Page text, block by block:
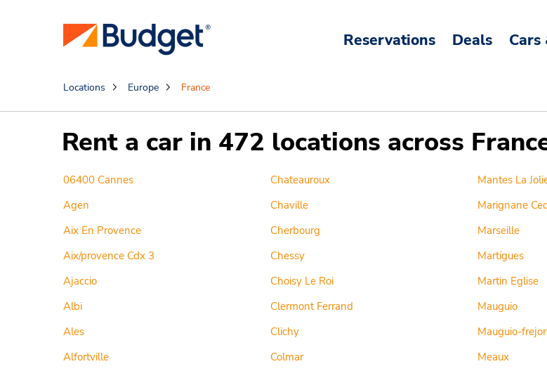
Reservations Deals Cars
Locations Europe France
Rent a car in 472 locations across
06400 Cannes
Agen
Aix En Provence
Aix/provence Cdx 3
Ajaccio
Albi
Ales
Alfortville
Chateauroux
Chaville
Cherbourg
Chessy
Choisy Le Roi
Clermont Ferrand
Clichy
Colmar
Mantes La
Marignane
Marseille
Martigues
Martin Eglise
Mauguio
Mauguio-
Meaux